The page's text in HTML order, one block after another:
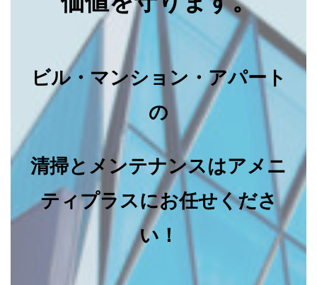
ビル・マンション・アパート
の
清掃とメンテナンスはアメニ
ティプラスにお任せくださ
い！